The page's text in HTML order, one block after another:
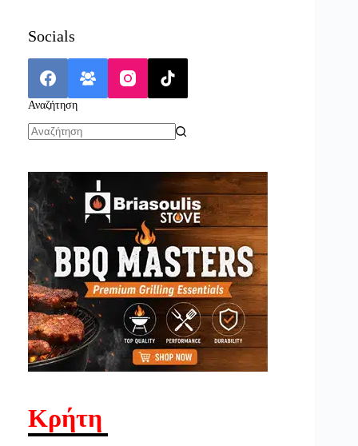
Socials
Αναζήτηση
Κρήτη